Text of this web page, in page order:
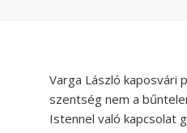
Varga László kaposvári
szentség nem a
Istennel való kapcsolat